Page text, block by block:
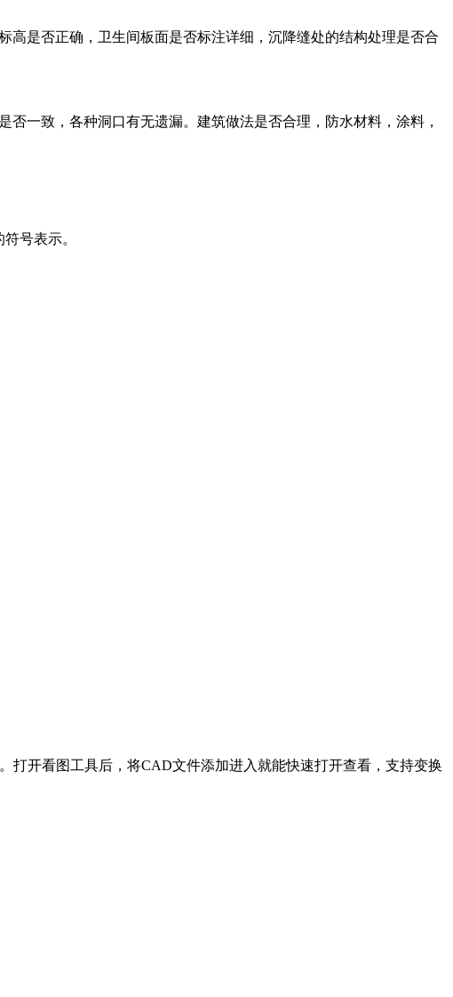
是否正确，卫生间板面是否标注详细，沉降缝处的结构处理是否合
一致，各种洞口有无遗漏。建筑做法是否合理，防水材料，涂料，
号表示。
开看图工具后，将CAD文件添加进入就能快速打开查看，支持变换